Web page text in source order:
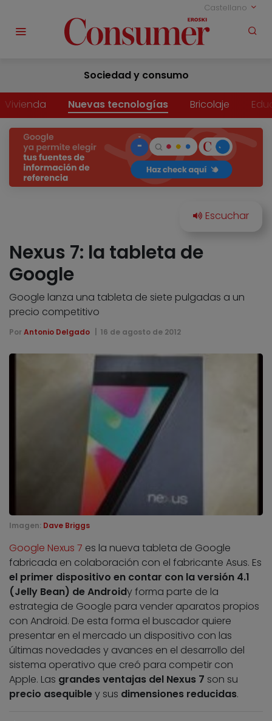
Castellano
Sociedad y consumo
Vivienda Nuevas tecnologías Bricolaje
Nexus 7: la tableta de
Google
Google lanza una tableta de siete pulgadas a un
precio competitivo
Por Antonio Delgado 16 de agosto de 2012
Imagen: Dave Briggs
Google Nexus 7 es la nueva tableta de Google
fabricada en colaboración con el fabricante Asus. Es
el primer dispositivo en contar con la versión 4.1
(Jelly Bean) de Androidy forma parte de la
estrategia de Google para vender aparatos propios
con Android. De esta forma el buscador quiere
presentar en el mercado un dispositivo con las
últimas novedades y avances en el desarrollo del
sistema operativo que creó para competir con
Apple. Las grandes ventajas del Nexus 7 son su
precio asequibley sus dimensiones reducidas.